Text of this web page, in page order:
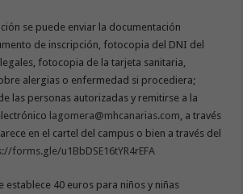
se puede enviar la documentación
de inscripción, fotocopia del DNI del
fotocopia de la tarjeta sanitaria,
alergias o enfermedad si procediera;
las personas autorizadas y remitirse a la
lagomera@mhcanarias.com, a través
en el cartel del campus o bien a través del
forms.gle/u1BbDSE16tYR4rEFA
establece 40 euros para niños y niñas